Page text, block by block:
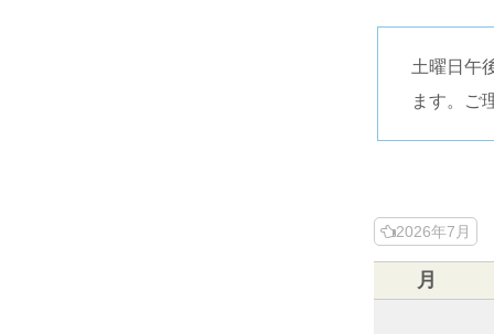
土曜日午
ます。ご
2026年7月
月